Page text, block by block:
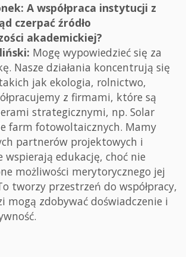
A współpraca instytucji z
czerpać źródło
akademickiej?
Mogę wypowiedzieć się za
Nasze działania koncentrują się
jak ekologia, rolnictwo,
z firmami, które są
strategicznymi, np. Solar
farm fotowoltaicznych. Mamy
partnerów projektowych i
edukację, choć nie
możliwości merytorycznego jej
tworzy przestrzeń do współpracy,
mogą zdobywać doświadczenie i